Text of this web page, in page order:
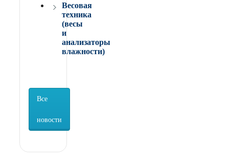
Весовая
техника
(весы
и
анализаторы
влажности)
Все
новости